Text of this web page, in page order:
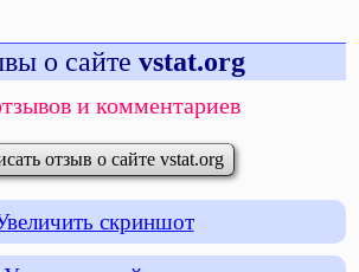
о сайте vstat.org
и комментариев
отзыв о сайте vstat.org
скриншот